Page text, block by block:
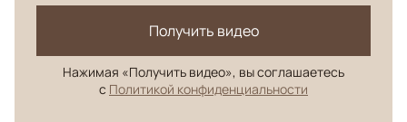
Получить видео
Нажимая «Получить видео», вы соглашаетесь
с Политикой конфиденциальности